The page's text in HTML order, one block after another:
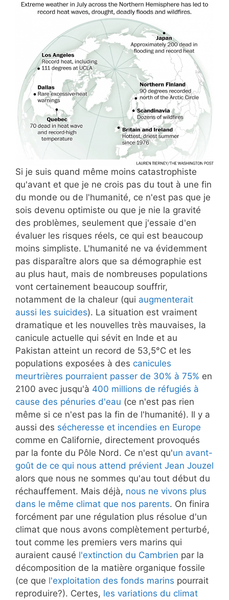
Si je suis quand même moins catastrophiste
qu'avant et que je ne crois pas du tout à une fin
du monde ou de l'humanité, ce n'est pas que je
sois devenu optimiste ou que je nie la gravité
des problèmes, seulement que j'essaie d'en
évaluer les risques réels, ce qui est beaucoup
moins simpliste. L'humanité ne va évidemment
pas disparaître alors que sa démographie est
au plus haut, mais de nombreuses populations
vont certainement beaucoup souffrir,
notamment de la chaleur (qui augmenterait
aussi les suicides). La situation est vraiment
dramatique et les nouvelles très mauvaises, la
canicule actuelle qui sévit en Inde et au
Pakistan atteint un record de 53,5°C et les
populations exposées à des canicules
meurtrières pourraient passer de 30% à 75% en
2100 avec jusqu'à 400 millions de réfugiés à
cause des pénuries d'eau (ce n'est pas rien
même si ce n'est pas la fin de l'humanité). Il y a
aussi des sécheresse et incendies en Europe
comme en Californie, directement provoqués
par la fonte du Pôle Nord. Ce n'est qu'un avant-
goût de ce qui nous attend prévient Jean Jouzel
alors que nous ne sommes qu'au tout début du
réchauffement. Mais déjà, nous ne vivons plus
dans le même climat que nos parents. On finira
forcément par une régulation plus résolue d'un
climat que nous avons complètement perturbé,
tout comme les premiers vers marins qui
auraient causé l'extinction du Cambrien par la
décomposition de la matière organique fossile
(ce que l'exploitation des fonds marins pourrait
reproduire?). Certes, les variations du climat